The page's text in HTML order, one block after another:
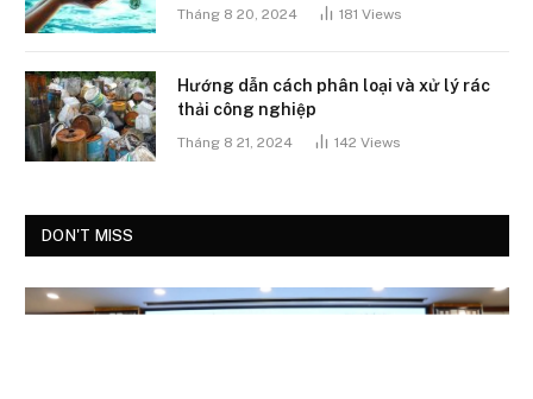
Tháng 8 20, 2024 181 Views
Hướng dẫn cách phân loại và xử lý rác
thải công nghiệp
Tháng 8 21, 2024 142 Views
DON'T MISS